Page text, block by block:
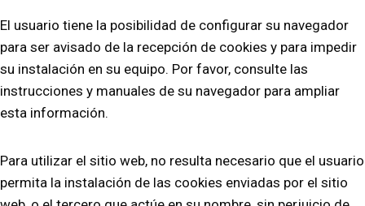
El usuario tiene la posibilidad de configurar su navegador
para ser avisado de la recepción de cookies y para impedir
su instalación en su equipo. Por favor, consulte las
instrucciones y manuales de su navegador para ampliar
esta información.
Para utilizar el sitio web, no resulta necesario que el usuario
permita la instalación de las cookies enviadas por el sitio